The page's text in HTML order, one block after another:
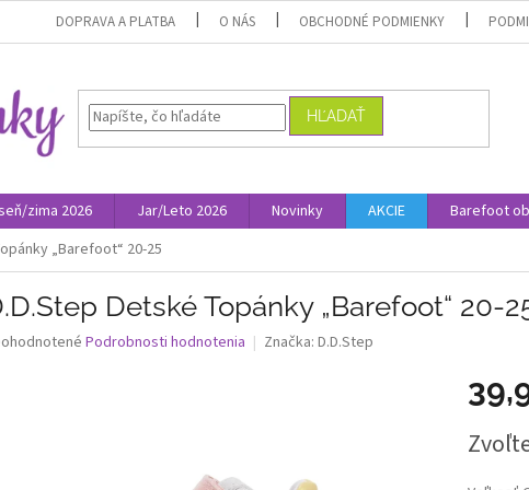
DOPRAVA A PLATBA O NÁS OBCHODNÉ PODMIENKY
HĽADAŤ
zima 2026 Jar/Leto 2026 Novinky AKCIE Barefoot
„Barefoot“ 20-25
Detské Topánky „Barefoot“ 20-
Podrobnosti hodnotenia Značka: D.D.Step
cena: